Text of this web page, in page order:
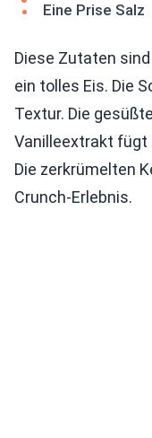
Eine Prise Salz
Diese Zutaten
ein tolles Eis. Die
Textur. Die
Vanilleextrakt fügt
Die zerkrümelten
Crunch-Erlebnis.